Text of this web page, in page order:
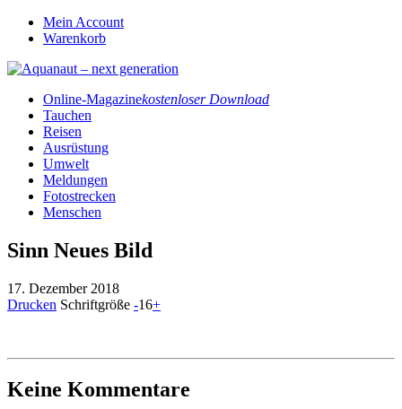
Mein Account
Warenkorb
Online-Magazinekostenloser Download
Tauchen
Reisen
Ausrüstung
Umwelt
Meldungen
Fotostrecken
Menschen
Sinn Neues Bild
17. Dezember 2018
Drucken Schriftgröße -16+
Keine Kommentare